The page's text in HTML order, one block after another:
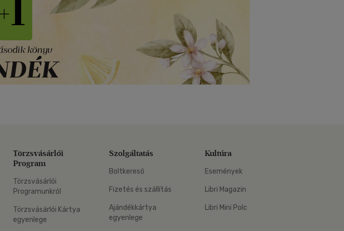
Törzsvásárlói
Program
Törzsvásárlói
Programunkról
Törzsvásárlói Kártya
egyenlege
Szolgáltatás
Boltkereső
Fizetés és szállítás
Ajándékkártya
egyenlege
Kultúra
Események
Libri Magazin
Libri Mini Polc